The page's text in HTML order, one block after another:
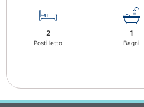
2
Posti letto
1
Bagni